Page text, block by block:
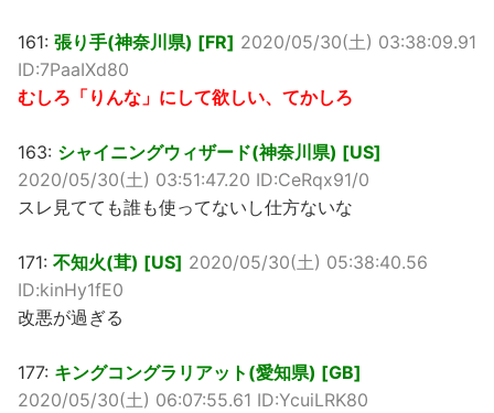
161: 張り手(神奈川県) [FR] 2020/05/30(土) 03:38:09.91
ID:7PaaIXd80
むしろ「りんな」にして欲しい、てかしろ
163: シャイニングウィザード(神奈川県) [US]
2020/05/30(土) 03:51:47.20 ID:CeRqx91/0
スレ見てても誰も使ってないし仕方ないな
171: 不知火(茸) [US] 2020/05/30(土) 05:38:40.56
ID:kinHy1fE0
改悪が過ぎる
177: キングコングラリアット(愛知県) [GB]
2020/05/30(土) 06:07:55.61 ID:YcuiLRK80